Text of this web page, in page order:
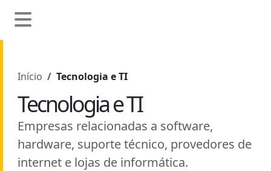
Início Tecnologia e TI
Tecnologia e TI
Empresas relacionadas a software,
hardware, suporte técnico, provedores de
internet e lojas de informática.